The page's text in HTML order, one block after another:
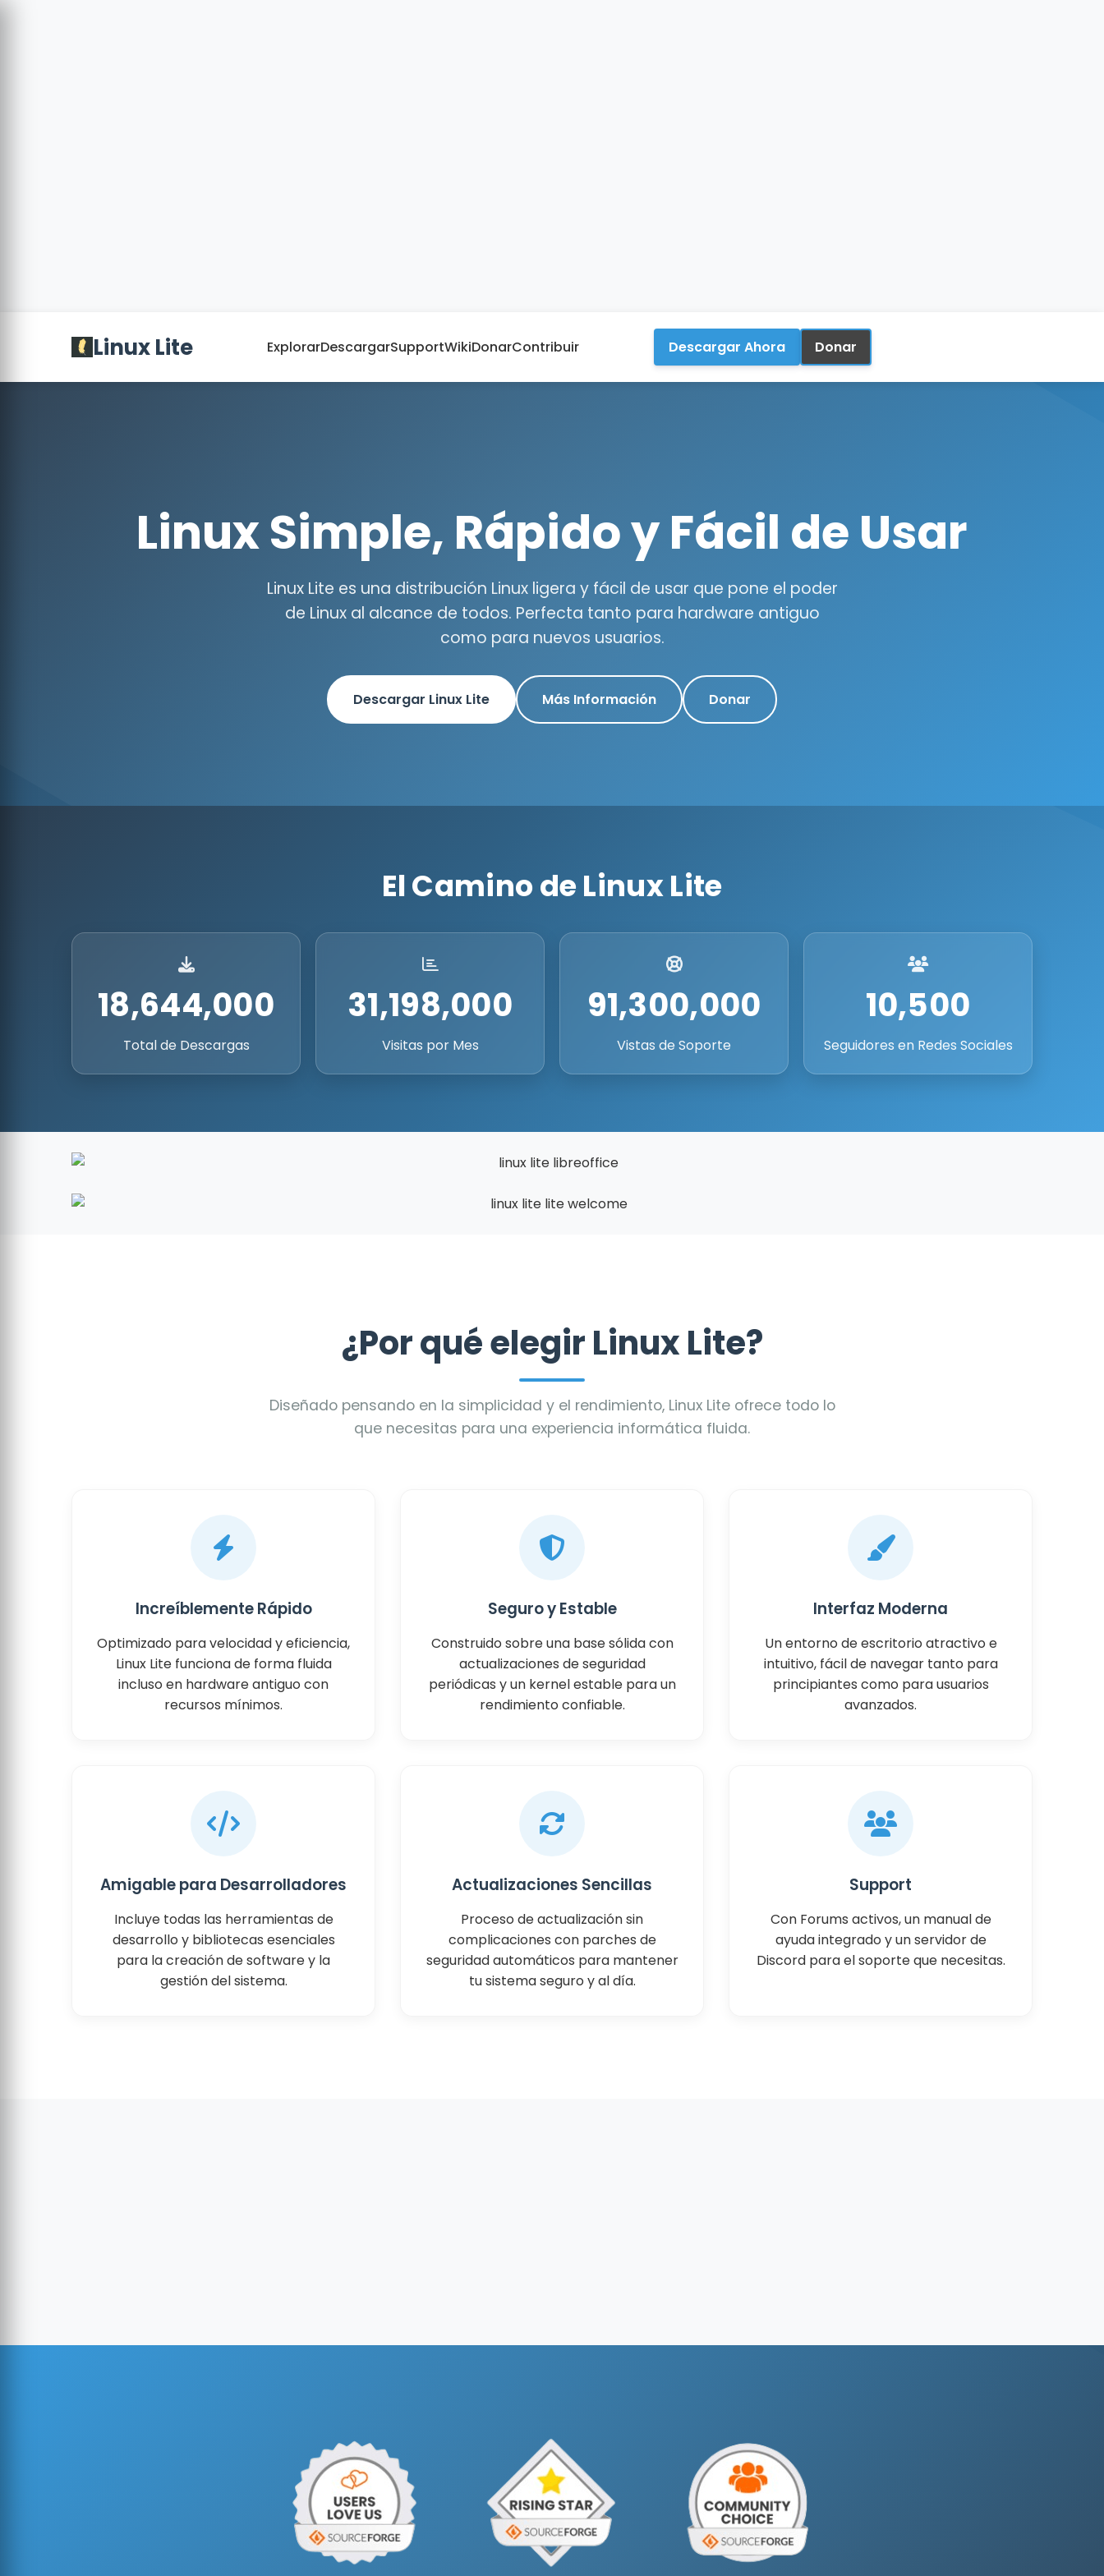
Linux Lite ExplorarDescargarSupportWikiDonarContribuir Descargar Ahora Donar
Linux Simple, Rápido y Fácil de Usar
Linux Lite es una distribución Linux ligera y fácil de usar que pone el poder
de Linux al alcance de todos. Perfecta tanto para hardware antiguo
como para nuevos usuarios.
Descargar Linux Lite Más Información Donar
El Camino de Linux Lite
18,644,000
Total de Descargas
31,198,000
Visitas por Mes
91,300,000
Vistas de Soporte
10,500
Seguidores en Redes Sociales
¿Por qué elegir Linux Lite?
Diseñado pensando en la simplicidad y el rendimiento, Linux Lite ofrece todo lo
que necesitas para una experiencia informática fluida.
Increíblemente Rápido
Optimizado para velocidad y eficiencia,
Linux Lite funciona de forma fluida
incluso en hardware antiguo con
recursos mínimos.
Seguro y Estable
Construido sobre una base sólida con
actualizaciones de seguridad
periódicas y un kernel estable para un
rendimiento confiable.
Interfaz Moderna
Un entorno de escritorio atractivo e
intuitivo, fácil de navegar tanto para
principiantes como para usuarios
avanzados.
Amigable para Desarrolladores
Incluye todas las herramientas de
desarrollo y bibliotecas esenciales
para la creación de software y la
gestión del sistema.
Actualizaciones Sencillas
Proceso de actualización sin
complicaciones con parches de
seguridad automáticos para mantener
tu sistema seguro y al día.
Support
Con Forums activos, un manual de
ayuda integrado y un servidor de
Discord para el soporte que necesitas.